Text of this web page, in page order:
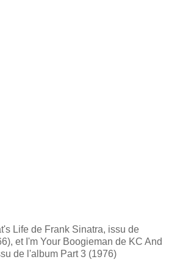
Life de Frank Sinatra, issu de
et I'm Your Boogieman de KC And
de l'album Part 3 (1976)